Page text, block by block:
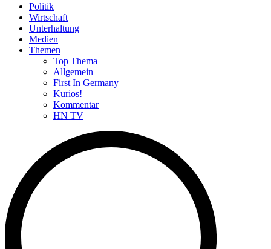
Politik
Wirtschaft
Unterhaltung
Medien
Themen
Top Thema
Allgemein
First In Germany
Kurios!
Kommentar
HN TV